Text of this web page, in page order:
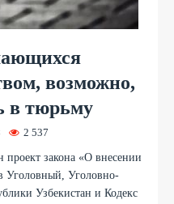
возможно,
в тюрьму
2 537
закона «О внесении
Уголовный, Уголовно-
Узбекистан и Кодекс